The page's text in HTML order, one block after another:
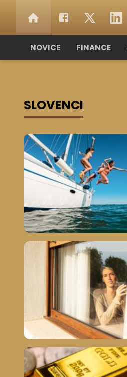
NOVICE FINANCE
SLOVENCI